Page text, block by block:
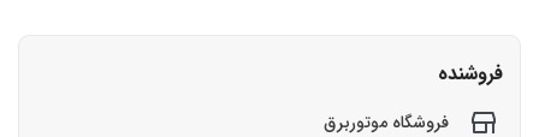
فروشنده
فروشگاه موتوربرق